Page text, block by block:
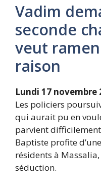
Vadim
seconde
veut
raison
Lundi 17 novembre
Les policiers
qui aurait pu en
parvient
Baptiste profite
résidents à
séduction.